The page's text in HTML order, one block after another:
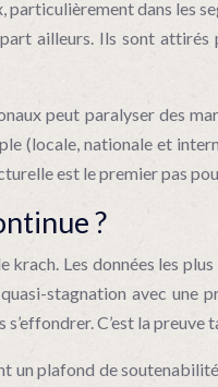
dans les
ailleurs. Ils sont
peut paralyser des
(locale, nationale et
est le premier pas
?
Les données les
stagnation avec une
C’est la
un plafond de